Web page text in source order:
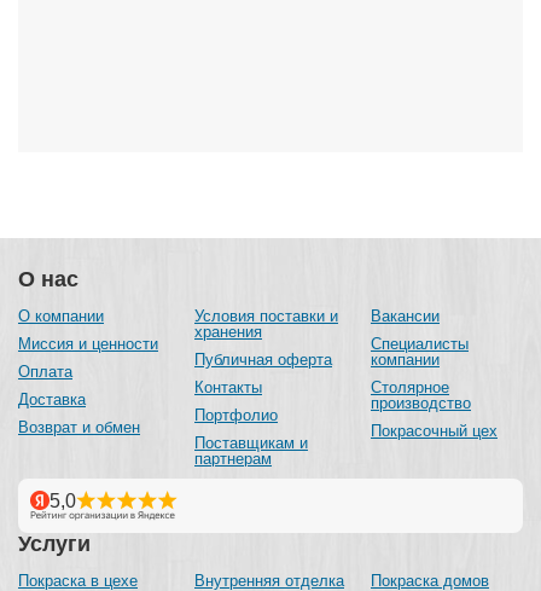
О нас
О компании
Миссия и ценности
Оплата
Доставка
Возврат и обмен
Условия поставки и
хранения
Публичная оферта
Контакты
Портфолио
Поставщикам и
партнерам
Вакансии
Специалисты
компании
Столярное
производство
Покрасочный цех
Услуги
Покраска в цехе
Внутренняя отделка
Покраска домов